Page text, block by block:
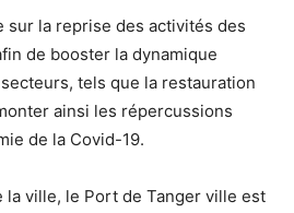
sur la reprise des activités des
de booster la dynamique
tels que la restauration
ainsi les répercussions
de la Covid-19.
ville, le Port de Tanger ville est